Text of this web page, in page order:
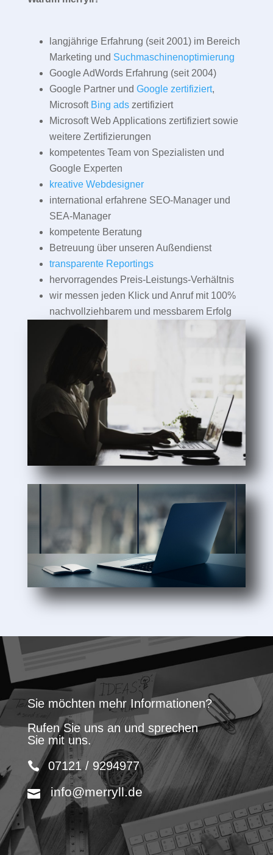
langjährige Erfahrung (seit 2001) im Bereich
Marketing und Suchmaschinenoptimierung
Google AdWords Erfahrung (seit 2004)
Google Partner und Google zertifiziert,
Microsoft Bing adszertifiziert
Microsoft Web Applications zertifiziert sowie
weitere Zertifizierungen
kompetentes Team von Spezialisten und
Google Experten
kreative Webdesigner
international erfahrene SEO-Manager und
SEA-Manager
kompetente Beratung
Betreuung über unseren Außendienst
transparente Reportings
hervorragendes Preis-Leistungs-Verhältnis
wir messen jeden Klick und Anruf mit 100%
nachvollziehbarem und messbarem Erfolg
Sie möchten mehr Informationen?
Rufen Sie uns an und sprechen
Sie mit uns.
07121 / 9294977
info@merryll.de